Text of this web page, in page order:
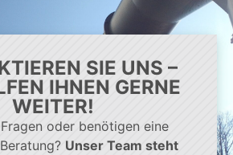
SIE UNS –
IHNEN GERNE
WEITER!
oder benötigen eine
Unser Team steht